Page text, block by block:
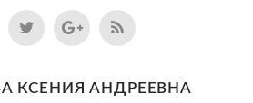
КСЕНИЯ АНДРЕЕВНА